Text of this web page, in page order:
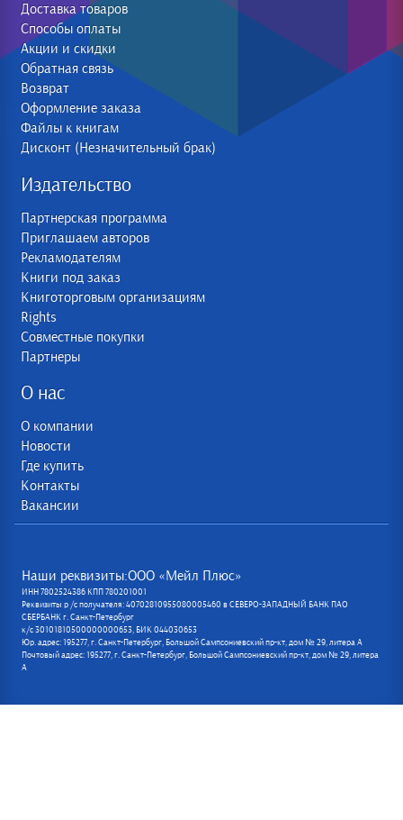
Доставка товаров
Способы оплаты
Акции и скидки
Обратная связь
Возврат
Оформление заказа
Файлы к книгам
Дисконт (Незначительный брак)
Издательство
Партнерская программа
Приглашаем авторов
Рекламодателям
Книги под заказ
Книготорговым организациям
Rights
Совместные покупки
Партнеры
О нас
О компании
Новости
Где купить
Контакты
Вакансии
Наши реквизиты:ООО «Мейл Плюс»
ИНН 7802524386 КПП 780201001
Реквизиты р /с получателя: 40702810955080005460 в СЕВЕРО-ЗАПАДНЫЙ БАНК ПАО
СБЕРБАНК г. Санкт-Петербург
к/с 30101810500000000653, БИК 044030653
Юр. адрес: 195277, г. Санкт-Петербург, Большой Сампсониевский пр-кт, дом № 29, литера А
Почтовый адрес: 195277, г. Санкт-Петербург, Большой Сампсониевский пр-кт, дом № 29, литера
А